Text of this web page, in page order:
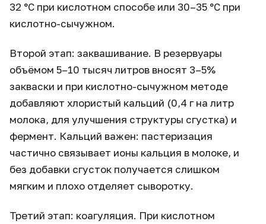
32 °C при кислотном способе или 30–35 °C при
кислотно-сычужном.
Второй этап: заквашивание. В резервуары
объёмом 5–10 тысяч литров вносят 3–5%
закваски и при кислотно-сычужном методе
добавляют хлористый кальций (0,4 г на литр
молока, для улучшения структуры сгустка) и
фермент. Кальций важен: пастеризация
частично связывает ионы кальция в молоке, и
без добавки сгусток получается слишком
мягким и плохо отделяет сыворотку.
Третий этап: коагуляция. При кислотном